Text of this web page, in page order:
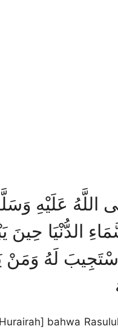
عَلَيْهِ
الدُّنْيَا حِينَ
لَهُ وَمَنْ
bahwa